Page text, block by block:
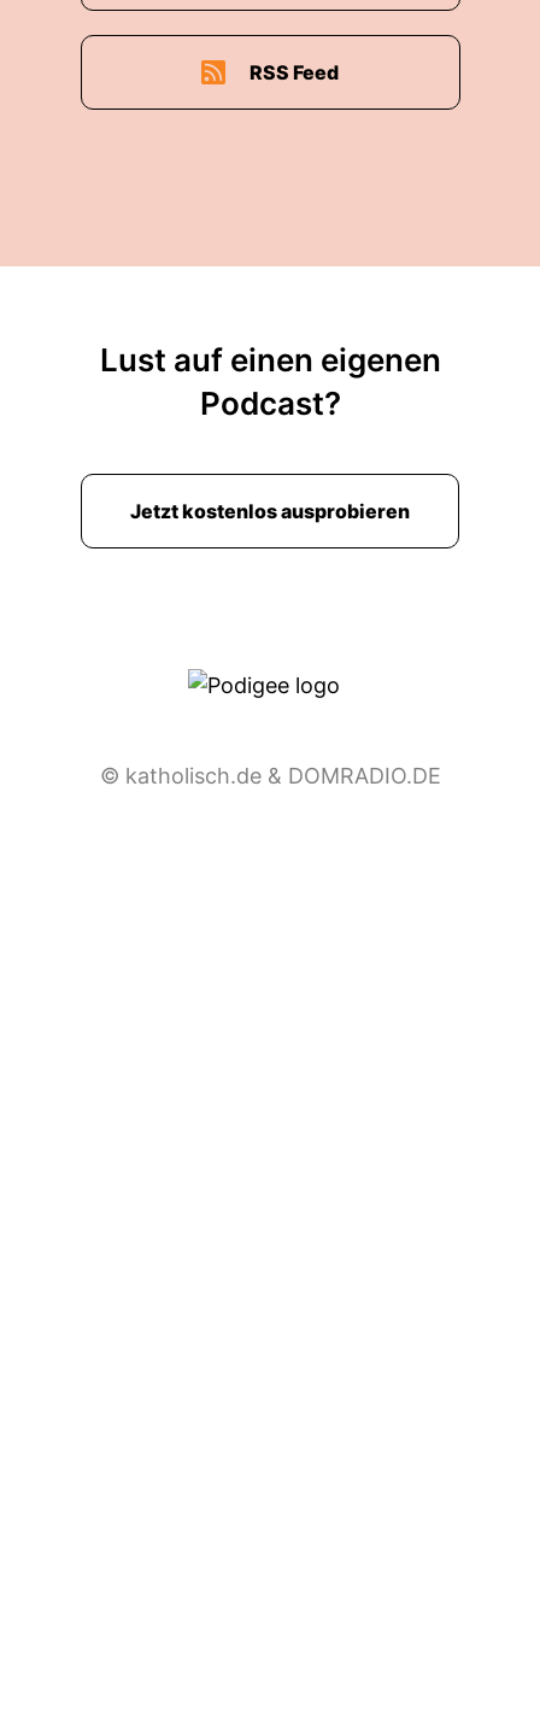
RSS Feed
Lust auf einen eigenen
Podcast?
Jetzt kostenlos ausprobieren
© katholisch.de & DOMRADIO.DE